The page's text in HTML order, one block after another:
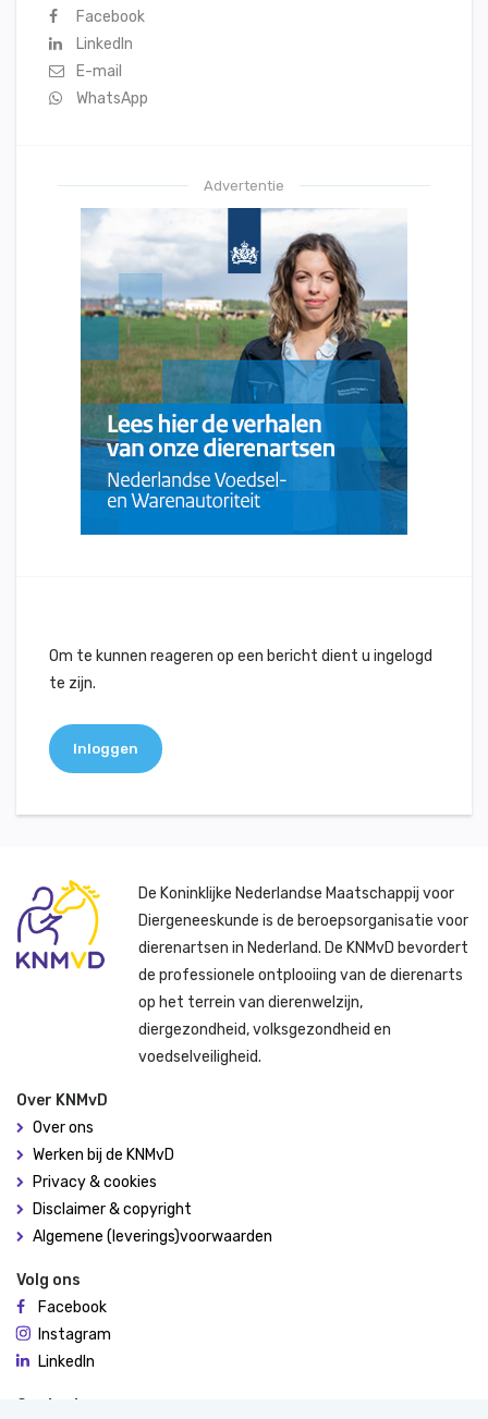
Facebook
LinkedIn
E-mail
WhatsApp
Advertentie
Om te kunnen reageren op een bericht dient u ingelogd
te zijn.
Inloggen
De Koninklijke Nederlandse Maatschappij voor
Diergeneeskunde is de beroepsorganisatie voor
dierenartsen in Nederland. De KNMvD bevordert
de professionele ontplooiing van de dierenarts
op het terrein van dierenwelzijn,
diergezondheid, volksgezondheid en
voedselveiligheid.
Over KNMvD
Over ons
Werken bij de KNMvD
Privacy & cookies
Disclaimer & copyright
Algemene (leverings)voorwaarden
Volg ons
Facebook
Instagram
LinkedIn
Contact